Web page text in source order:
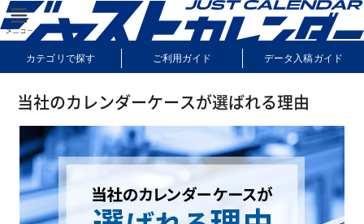
カテゴリで探す ご利用ガイド データ入稿ガイド
当社のカレンダーケースが選ばれる理由